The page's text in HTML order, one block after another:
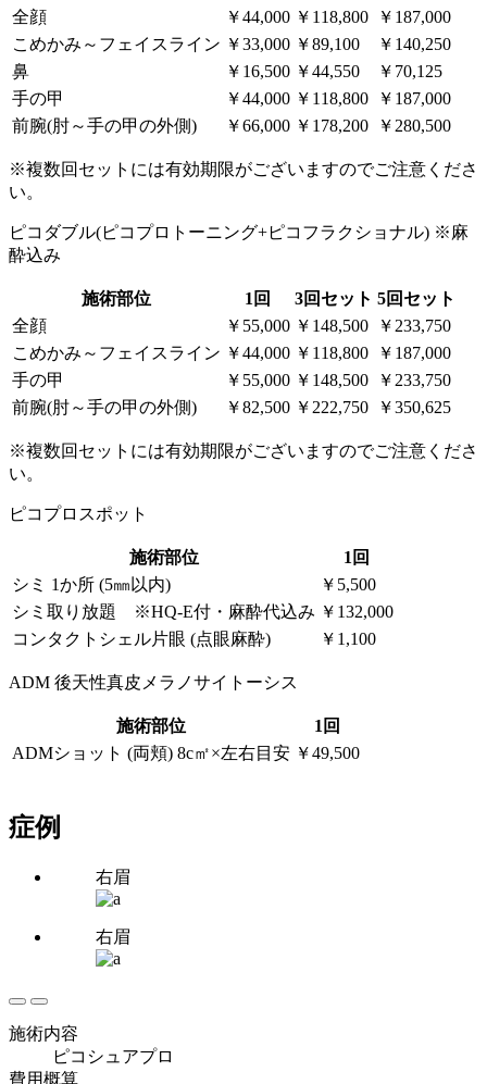
全顔
￥44,000 ￥118,800
￥187,000
こめかみ～フェイスライン ￥33,000 ￥89,100
￥140,250
鼻
￥16,500 ￥44,550
￥70,125
手の甲
￥44,000 ￥118,800
￥187,000
前腕(肘～手の甲の外側)
￥66,000 ￥178,200 ￥280,500
※複数回セットには有効期限がございますのでご注意くださ
い。
ピコダブル(ピコプロトーニング+ピコフラクショナル) ※麻
酔込み
施術部位 1回 3回セット 5回セット
全顔
￥55,000 ￥148,500
￥233,750
こめかみ～フェイスライン ￥44,000 ￥118,800
￥187,000
手の甲
￥55,000 ￥148,500
￥233,750
前腕(肘～手の甲の外側)
￥82,500 ￥222,750 ￥350,625
※複数回セットには有効期限がございますのでご注意くださ
い。
ピコプロスポット
施術部位
1回
シミ 1か所 (5㎜以内)
￥5,500
シミ取り放題 ※HQ-E付・麻酔代込み ￥132,000
コンタクトシェル片眼 (点眼麻酔)
￥1,100
ADM 後天性真皮メラノサイトーシス
施術部位
1回
ADMショット (両頬) 8c㎡×左右目安 ￥49,500
症例
右眉
右眉
施術内容
ピコシュアプロ
費用概算